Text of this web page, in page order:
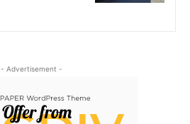
- Advertisement -